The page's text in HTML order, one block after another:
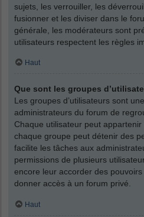
sujets, les verrouiller, les
fusionner et les diviser dans le
générale, les modérateurs sont
utilisateurs respectent les règles
Haut
Que sont les groupes
Les groupes d’utilisateurs sont
administrateurs du forum de
Chaque utilisateur peut
chaque groupe peut détenir des
facilite les tâches aux
permissions de plusieurs
encore leur accorder des
donner accès à un forum privé.
Haut